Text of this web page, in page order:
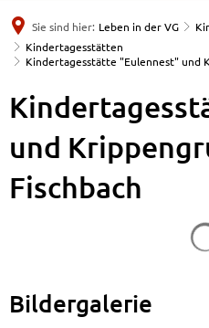
Sie sind hier: Leben in der VG
Kindertagesstätten
Kindertagesstätte "Eulennest" und
"Eulennest"
und
Krippengruppe
und
Fischbach
Bildergalerie